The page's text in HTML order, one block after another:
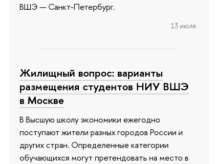
ВШЭ — Санкт-Петербург.
13 июля
Жилищный вопрос: варианты
размещения студентов НИУ ВШЭ
в Москве
В Высшую школу экономики ежегодно
поступают жители разных городов России и
других стран. Определенные категории
обучающихся могут претендовать на место в